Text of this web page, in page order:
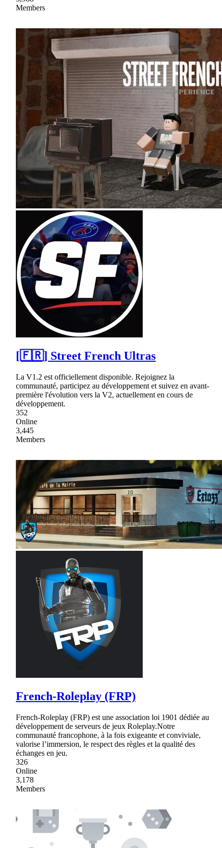
Members
[🇫🇷] Street French Ultras
La V1.2 est officiellement disponible. Rejoignez la
communauté, participez au développement et suivez en avant-
première l'évolution vers la V2, actuellement en cours de
développement.
352
Online
3,445
Members
French-Roleplay (FRP)
French-Roleplay (FRP) est une association loi 1901 dédiée au
développement de serveurs de jeux Roleplay.Notre
communauté francophone, à la fois exigeante et conviviale,
valorise l’immersion, le respect des règles et la qualité des
échanges en jeu.
326
Online
3,178
Members